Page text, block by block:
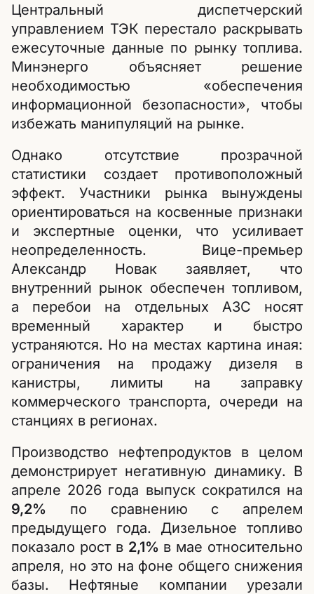
Центральный диспетчерский
управлением ТЭК перестало раскрывать
ежесуточные данные по рынку топлива.
Минэнерго объясняет решение
необходимостью «обеспечения
информационной безопасности», чтобы
избежать манипуляций на рынке.
Однако отсутствие прозрачной
статистики создает противоположный
эффект. Участники рынка вынуждены
ориентироваться на косвенные признаки
и экспертные оценки, что усиливает
неопределенность. Вице-премьер
Александр Новак заявляет, что
внутренний рынок обеспечен топливом,
а перебои на отдельных АЗС носят
временный характер и быстро
устраняются. Но на местах картина иная:
ограничения на продажу дизеля в
канистры, лимиты на заправку
коммерческого транспорта, очереди на
станциях в регионах.
Производство нефтепродуктов в целом
демонстрирует негативную динамику. В
апреле 2026 года выпуск сократился на
9,2% по сравнению с апрелем
предыдущего года. Дизельное топливо
показало рост в 2,1% в мае относительно
апреля, но это на фоне общего снижения
базы. Нефтяные компании урезали